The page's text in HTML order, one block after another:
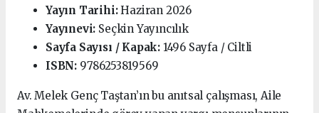
Yayın Tarihi:Haziran 2026
Yayınevi: Seçkin Yayıncılık
Sayfa Sayısı / Kapak:1496 Sayfa / Ciltli
ISBN: 9786253819569
Av. Melek Genç Taştan’ın bu anıtsal çalışması, Aile